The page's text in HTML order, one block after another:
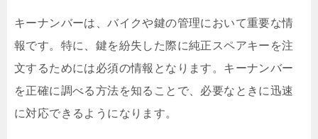
キーナンバーは、バイクや鍵の管理において重要な情
報です。特に、鍵を紛失した際に純正スペアキーを注
文するためには必須の情報となります。キーナンバー
を正確に調べる方法を知ることで、必要なときに迅速
に対応できるようになります。